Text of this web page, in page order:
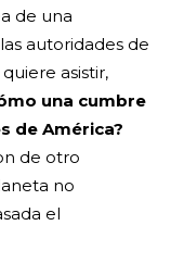
de una
autoridades de
asistir,
una cumbre
de América?
de otro
no
el